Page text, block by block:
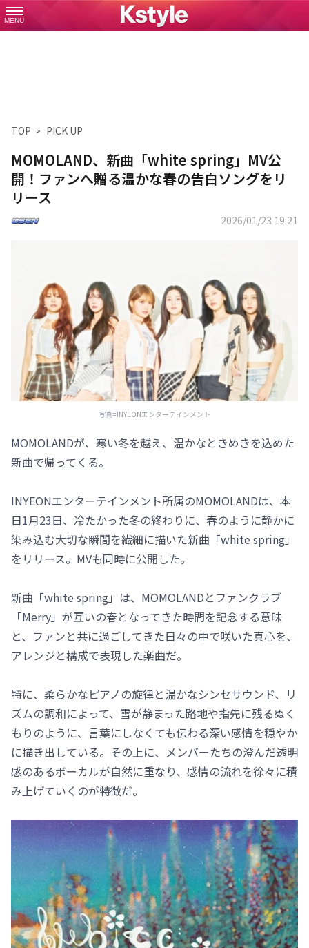
MENU
TOP PICK UP
MOMOLAND、新曲「white spring」MV公
開！ファンへ贈る温かな春の告白ソングをリ
リース
2026/01/23 19:21
写真=INYEONエンターテインメント
MOMOLANDが、寒い冬を越え、温かなときめきを込めた
新曲で帰ってくる。
INYEONエンターテインメント所属のMOMOLANDは、本
日1月23日、冷たかった冬の終わりに、春のように静かに
染み込む大切な瞬間を繊細に描いた新曲「white spring」
をリリース。MVも同時に公開した。
新曲「white spring」は、MOMOLANDとファンクラブ
「Merry」が互いの春となってきた時間を記念する意味
と、ファンと共に過ごしてきた日々の中で咲いた真心を、
アレンジと構成で表現した楽曲だ。
特に、柔らかなピアノの旋律と温かなシンセサウンド、リ
ズムの調和によって、雪が静まった路地や指先に残るぬく
もりのように、言葉にしなくても伝わる深い感情を穏やか
に描き出している。その上に、メンバーたちの澄んだ透明
感のあるボーカルが自然に重なり、感情の流れを徐々に積
み上げていくのが特徴だ。